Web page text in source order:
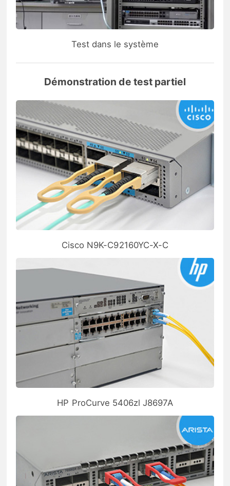
Test dans le système
Démonstration de test partiel
Cisco N9K-C92160YC-X-C
HP ProCurve 5406zl J8697A